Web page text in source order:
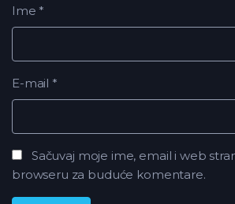
Ime *
E-mail *
Sačuvaj moje ime, email i web
browseru za buduće komentare.